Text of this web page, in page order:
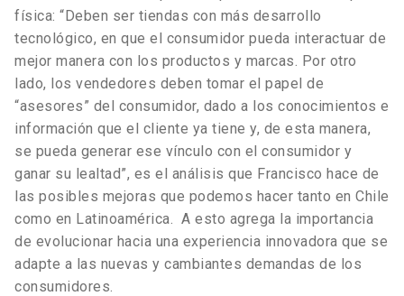
física: “Deben ser tiendas con más desarrollo
tecnológico, en que el consumidor pueda interactuar de
mejor manera con los productos y marcas. Por otro
lado, los vendedores deben tomar el papel de
“asesores” del consumidor, dado a los conocimientos e
información que el cliente ya tiene y, de esta manera,
se pueda generar ese vínculo con el consumidor y
ganar su lealtad”, es el análisis que Francisco hace de
las posibles mejoras que podemos hacer tanto en Chile
como en Latinoamérica. A esto agrega la importancia
de evolucionar hacia una experiencia innovadora que se
adapte a las nuevas y cambiantes demandas de los
consumidores.